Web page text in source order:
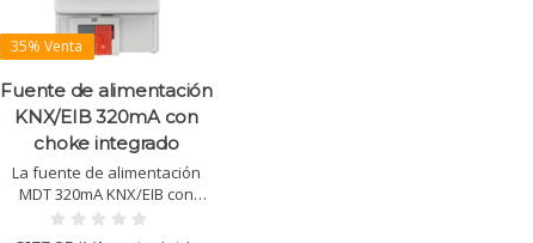
35% Venta
Fuente de alimentación
KNX/EIB 320mA con
choke integrado
La fuente de alimentación
MDT 320mA KNX/EIB con
choque integrado
proporciona 30VDC